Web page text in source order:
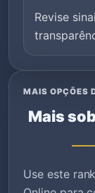
Revise
MAIS OPÇÕES
Mais
Use este